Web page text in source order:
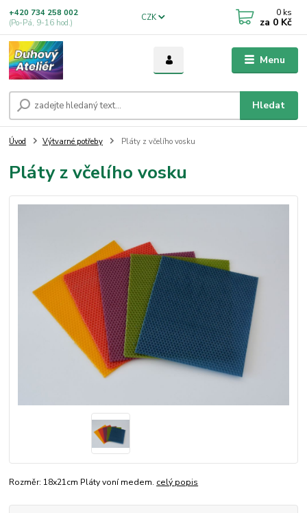
Menu
CZK
Hledat
+420 734 258 002
(Po-Pá, 9-16 hod.)
0 ks
za 0 Kč
Úvod Výtvarné potřeby Pláty z včelího vosku
Pláty z včelího vosku
Rozměr: 18x21cm Pláty voní medem. celý popis